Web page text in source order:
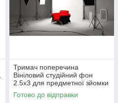
Тримач поперечина
Вініловий студійний фон
2.5х3 для предметної зйомки
Сумка Прищіпки Фон для
стриму
Готово до відправки